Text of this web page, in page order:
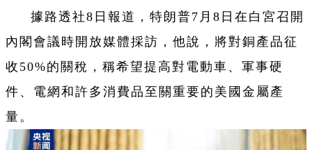
據路透社8日報道，特朗普7月8日在白宮召開
內閣會議時開放媒體採訪，他說，將對銅產品征
收50%的關稅，稱希望提高對電動車、軍事硬
件、電網和許多消費品至關重要的美國金屬產
量。